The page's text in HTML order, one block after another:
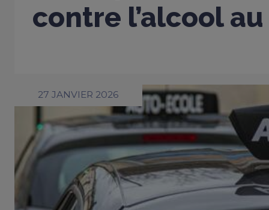
contre l’alcool
27 JANVIER 2026